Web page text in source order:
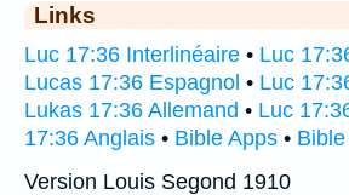
Links
Luc 17:36 Interlinéaire • Luc
Lucas 17:36 Espagnol • Luc
Lukas 17:36 Allemand • Luc
17:36 Anglais • Bible Apps •
Version Louis Segond 1910